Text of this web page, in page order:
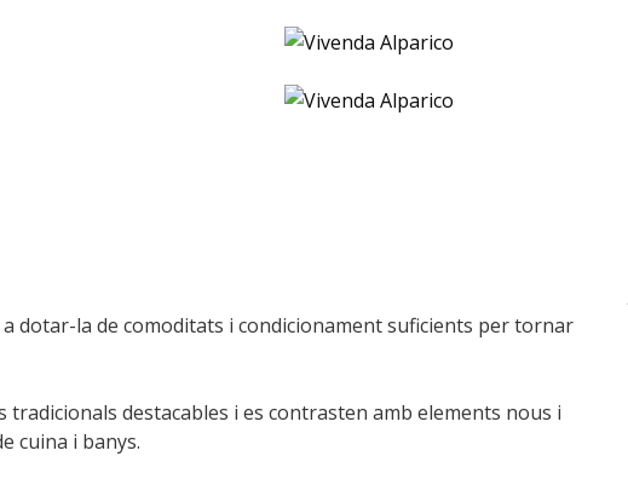
dotar-la de comoditats i condicionament suficients per tornar
destacables i es contrasten amb elements nous i
cuina i banys.